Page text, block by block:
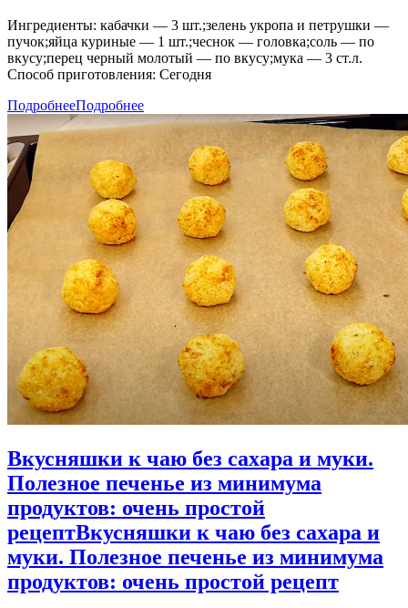
Ингредиенты: кабачки — 3 шт.;зелень укропа и петрушки —
пучок;яйца куриные — 1 шт.;чеснок — головка;соль — по
вкусу;перец черный молотый — по вкусу;мука — 3 ст.л.
Способ приготовления: Сегодня
ПодробнееПодробнее
Вкусняшки к чаю без сахара и муки.
Полезное печенье из минимума
продуктов: очень простой
рецептВкусняшки к чаю без сахара и
муки. Полезное печенье из минимума
продуктов: очень простой рецепт